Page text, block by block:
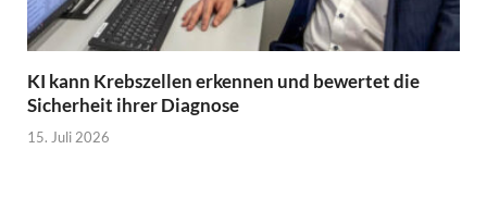
KI kann Krebszellen erkennen und bewertet die
Sicherheit ihrer Diagnose
15. Juli 2026